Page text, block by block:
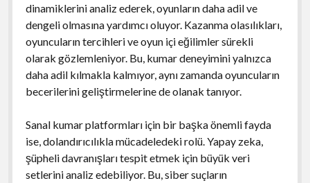
dinamiklerini analiz ederek, oyunların daha adil ve
dengeli olmasına yardımcı oluyor. Kazanma olasılıkları,
oyuncuların tercihleri ve oyun içi eğilimler sürekli
olarak gözlemleniyor. Bu, kumar deneyimini yalnızca
daha adil kılmakla kalmıyor, aynı zamanda oyuncuların
becerilerini geliştirmelerine de olanak tanıyor.
Sanal kumar platformları için bir başka önemli fayda
ise, dolandırıcılıkla mücadeledeki rolü. Yapay zeka,
şüpheli davranışları tespit etmek için büyük veri
setlerini analiz edebiliyor. Bu, siber suçların